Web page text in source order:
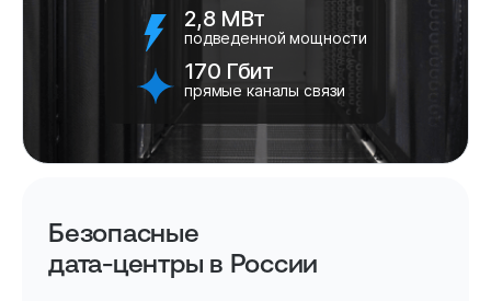
2,8 МВт
подведенной мощности
170 Гбит
прямые каналы связи
Безопасные
дата-центры в России